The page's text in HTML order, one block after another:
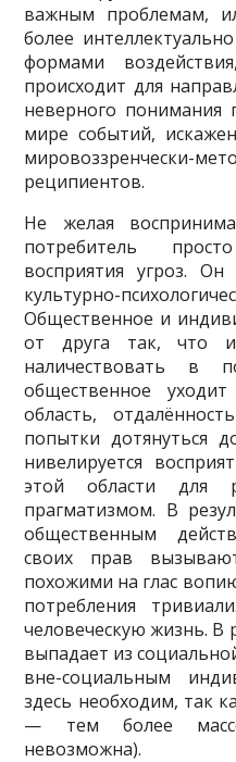
важным проблемам,
более
формами
происходит для
неверного понимания
мире событий,
мировоззренчески-
реципиентов.
Не желая
потребитель
восприятия угроз.
культурно-
Общественное и
от друга так, что
наличествовать в
общественное
область,
попытки дотянуться
нивелируется
этой области для
прагматизмом. В
общественным
своих прав
похожими на глас
потребления
человеческую жизнь. В
выпадает из
вне-социальным
здесь необходим, так
— тем более
невозможна).